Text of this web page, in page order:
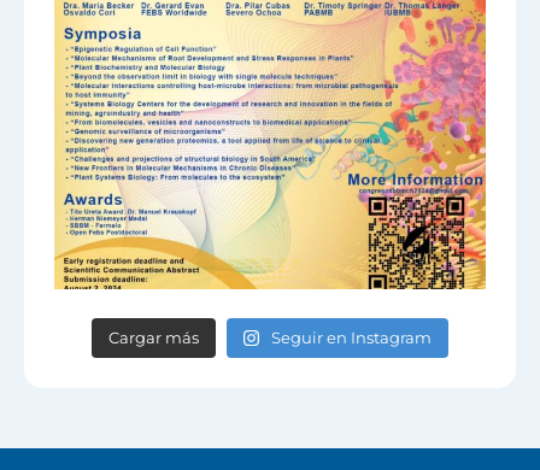
Cargar más Seguir en Instagram